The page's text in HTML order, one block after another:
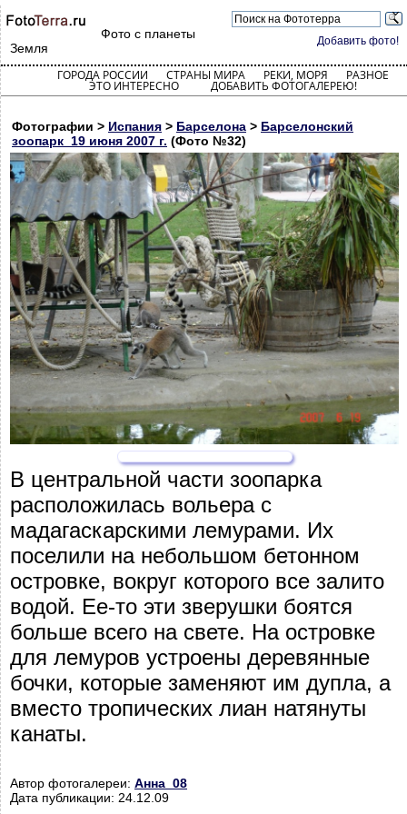
Добавить фото!
Фото с планеты
Земля
ГОРОДА РОССИИ СТРАНЫ МИРА РЕКИ, МОРЯ РАЗНОЕ
ЭТО ИНТЕРЕСНО ДОБАВИТЬ ФОТОГАЛЕРЕЮ!
Фотографии > Испания > Барселона > Барселонский
зоопарк_19 июня 2007 г. (Фото №32)
В центральной части зоопарка
расположилась вольера с
мадагаскарскими лемурами. Их
поселили на небольшом бетонном
островке, вокруг которого все залито
водой. Ее-то эти зверушки боятся
больше всего на свете. На островке
для лемуров устроены деревянные
бочки, которые заменяют им дупла, а
вместо тропических лиан натянуты
канаты.
Автор фотогалереи: Анна_08
Дата публикации: 24.12.09